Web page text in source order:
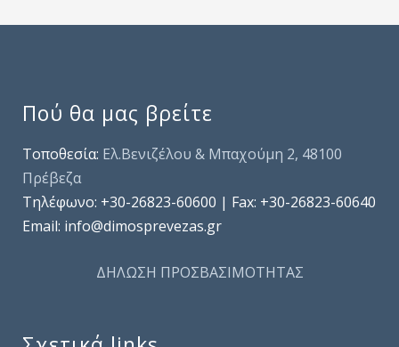
Πού θα μας βρείτε
Τοποθεσία: Ελ.Βενιζέλου & Μπαχούμη 2, 48100
Πρέβεζα
Τηλέφωνo: +30-26823-60600 | Fax: +30-26823-60640
Email: info@dimosprevezas.gr
ΔΗΛΩΣΗ ΠΡΟΣΒΑΣΙΜΟΤΗΤΑΣ